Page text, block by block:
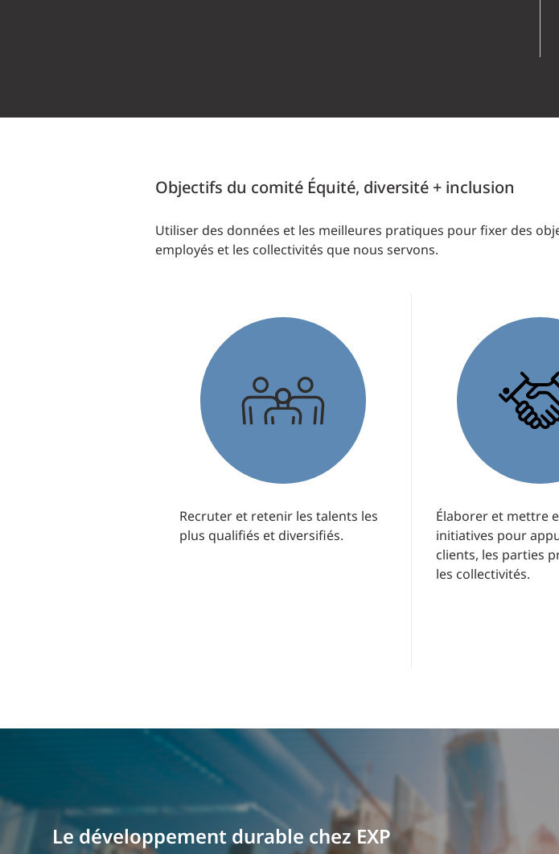
Objectifs du comité Équité, diversité + inclusion
Utiliser des données et les meilleures pratiques pour fixer des
employés et les collectivités que nous servons.
Recruter et retenir les talents les
plus qualifiés et diversifiés.
Élaborer et mettre
initiatives pour
clients, les parties
les collectivités.
Le développement durable chez EXP